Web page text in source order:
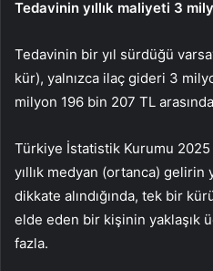
Tedavinin yıllık maliyeti 3
Tedavinin bir yıl sürdüğü
kür), yalnızca ilaç gideri 3
milyon 196 bin 207 TL
Türkiye İstatistik Kurumu
yıllık medyan (ortanca) gelirin
dikkate alındığında, tek bir
elde eden bir kişinin yaklaşık
fazla.